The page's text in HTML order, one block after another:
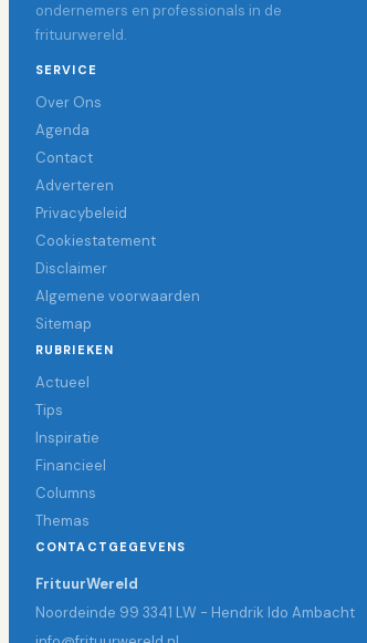
ondernemers en professionals in de
frituurwereld.
SERVICE
Over Ons
Agenda
Contact
Adverteren
Privacybeleid
Cookiestatement
Disclaimer
Algemene voorwaarden
Sitemap
RUBRIEKEN
Actueel
Tips
Inspiratie
Financieel
Columns
Themas
CONTACTGEGEVENS
FrituurWereld
Noordeinde 99 3341 LW - Hendrik Ido Ambacht